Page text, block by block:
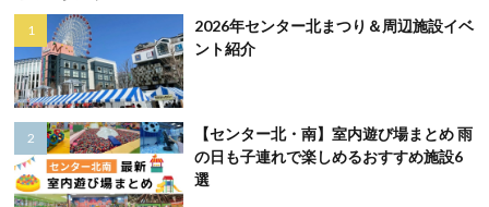
2026年センター北まつり＆周辺施設イベ
ント紹介
【センター北・南】室内遊び場まとめ 雨
の日も子連れで楽しめるおすすめ施設6
選